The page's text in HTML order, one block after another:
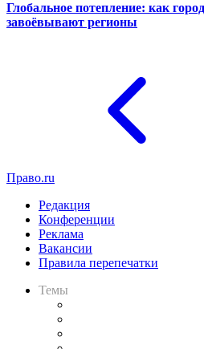
Глобальное потепление: как
завоёвывают регионы
Право.ru
Редакция
Конференции
Реклама
Вакансии
Правила перепечатки
Темы